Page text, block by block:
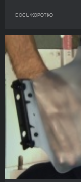
DOCU/КОРОТКО